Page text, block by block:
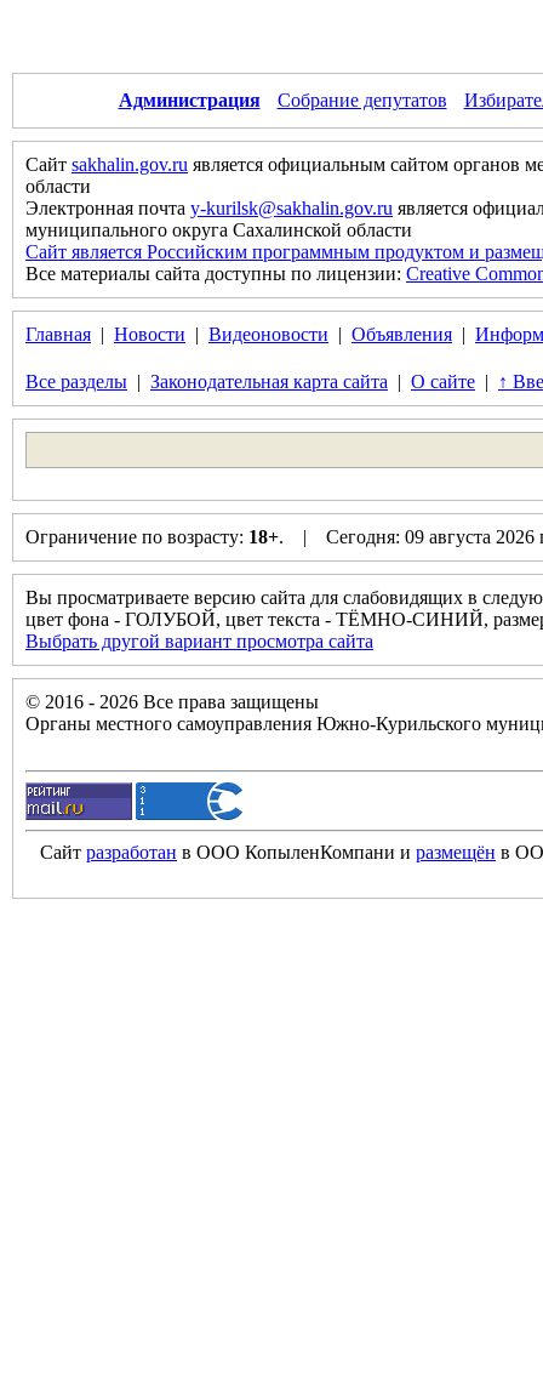
Администрация Собрание депутатов
Сайт sakhalin.gov.ru является официальным сайтом органов
области
Электронная почта y-kurilsk@sakhalin.gov.ru является
муниципального округа Сахалинской области
Сайт является Российским программным продуктом и
Все материалы сайта доступны по лицензии: Creative
Главная | Новости | Видеоновости | Объявления |
Все разделы | Законодательная карта сайта | О сайте | ↑
Ограничение по возрасту: 18+. | Сегодня: 09 августа
Вы просматриваете версию сайта для слабовидящих в
цвет фона - ГОЛУБОЙ, цвет текста - ТЁМНО-СИНИЙ,
Выбрать другой вариант просмотра сайта
© 2016 - 2026 Все права защищены
Органы местного самоуправления Южно-Курильского
Сайт разработан в ООО КопыленКомпани и размещён в